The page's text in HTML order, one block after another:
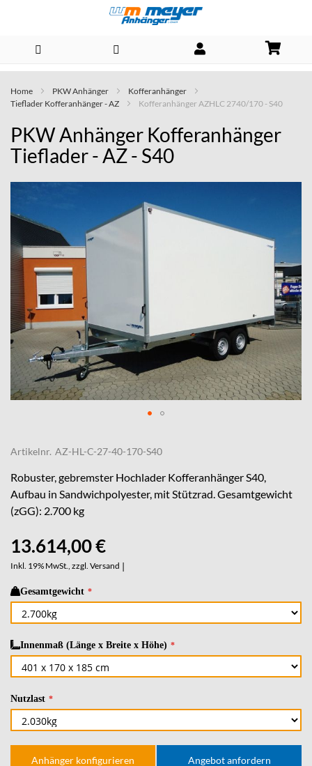
Direkt
zum
Inhalt
Home PKW Anhänger
Kofferanhänger
Tieflader Kofferanhänger - AZ
Kofferanhänger AZHLC 2740/170 - S40
PKW Anhänger Kofferanhänger
Tieflader - AZ - S40
Skip
the
of
the
images
gallery
the
beginning
of
the
images
Artikelnr. AZ-HL-C-27-40-170-S40
Robuster, gebremster Hochlader Kofferanhänger S40,
Aufbau in Sandwichpolyester, mit Stützrad. Gesamtgewicht
(zGG): 2.700 kg
13.614,00 €
Inkl. 19% MwSt., zzgl. Versand |
Gesamtgewicht
Innenmaß (Länge x Breite x Höhe)
Nutzlast
Anhänger konfigurieren Angebot anfordern